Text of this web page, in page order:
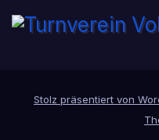
Stolz präsentiert von